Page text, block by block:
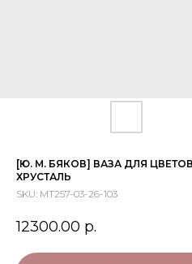
[Ю. М. БЯКОВ] ВАЗА ДЛЯ ЦВЕТОВ.
ХРУСТАЛЬ
SKU: МТ257-03-26-103
12300.00 р.